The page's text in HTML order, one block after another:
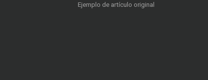
Ejemplo de artículo original